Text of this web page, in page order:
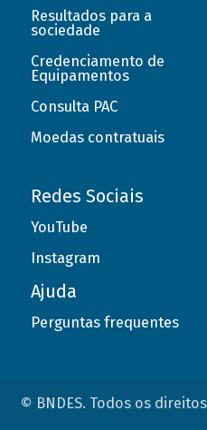
Resultados para a
sociedade
Credenciamento de
Equipamentos
Consulta PAC
Moedas contratuais
Redes Sociais
YouTube
Instagram
Ajuda
Perguntas frequentes
© BNDES. Todos os